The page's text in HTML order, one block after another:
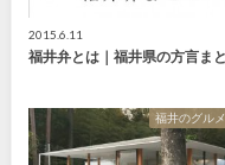
2015.6.11
福井弁とは｜福井県の方言ま
福井のグル